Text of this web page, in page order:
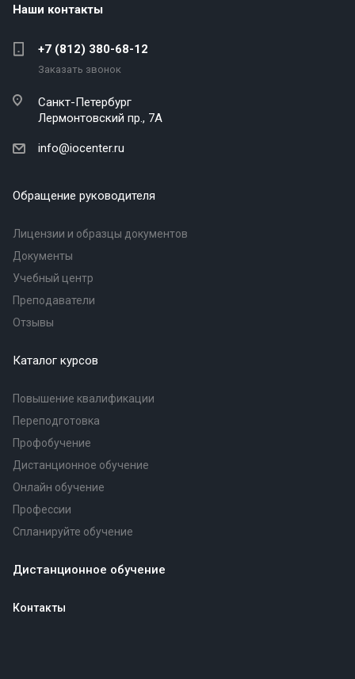
Наши контакты
+7 (812) 380-68-12
Заказать звонок
Санкт-Петербург
Лермонтовский пр., 7А
info@iocenter.ru
Обращение руководителя
Лицензии и образцы документов
Документы
Учебный центр
Преподаватели
Отзывы
Каталог курсов
Повышение квалификации
Переподготовка
Профобучение
Дистанционное обучение
Онлайн обучение
Профессии
Спланируйте обучение
Дистанционное обучение
Контакты